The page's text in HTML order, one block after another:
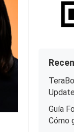
Guía
Cómo